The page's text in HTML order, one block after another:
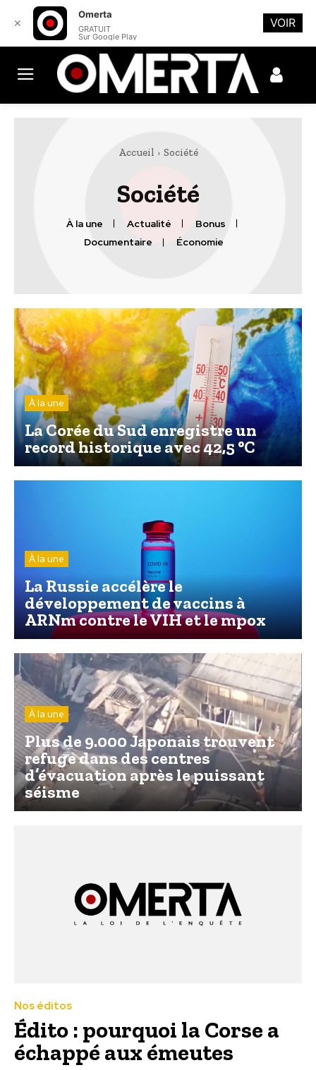
Accueil Société
Société
À la une Actualité
Bonus
Documentaire
Économie
À la une
La Corée du Sud enregistre un
record historique avec 42,5 °C
À la une
La Russie accélère le
développement de vaccins à
ARNm contre le VIH et le mpox
À la une
Plus de 9.000 Japonais trouvent
refuge dans des centres
d’évacuation après le puissant
séisme
Nos éditos
Édito : pourquoi la Corse a
échappé aux émeutes
✕
Omerta
GRATUIT
Sur Google Play
VOIR